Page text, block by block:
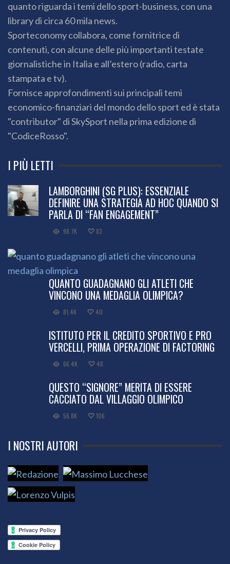
quanto riguarda i temi dello sport-business, con una
library di circa 60 mila news.
Sporteconomy collabora, come fornitrice di
contenuti, con alcune delle più importanti testate
giornalistiche in Italia e all’estero (radio, carta
stampata e tv).
Fornisce approfondimenti sui principali temi
economico-finanziari del mondo dello sport ed è stata
"contributor" di SkySport nella prima edizione di
"CodiceRosso".
I PIÙ LETTI
LAMBORGHINI (SG PLUS): ESSENZIALE
DEFINIRE UNA STRATEGIA AD HOC QUANDO SI
PARLA DI “FAN ENGAGEMENT”
98.7K 83
QUANTO GUADAGNANO GLI ATLETI CHE
VINCONO UNA MEDAGLIA OLIMPICA?
81.4K 40
ISTITUTO PER IL CREDITO SPORTIVO E PRO
VERCELLI, PRIMA OPERAZIONE DI FACTORING
66.4K 48
QUESTO “SIGNORE” MERITA DI ESSERE
CACCIATO DAL VILLAGGIO OLIMPICO
56.8K 106
I NOSTRI AUTORI